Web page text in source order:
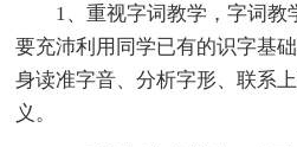
1、重视字词教学，字词教
要充沛利用同学已有的识字基
身读准字音、分析字形、联系
义。